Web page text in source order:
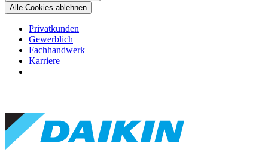
Alle Cookies ablehnen
Privatkunden
Gewerblich
Fachhandwerk
Karriere